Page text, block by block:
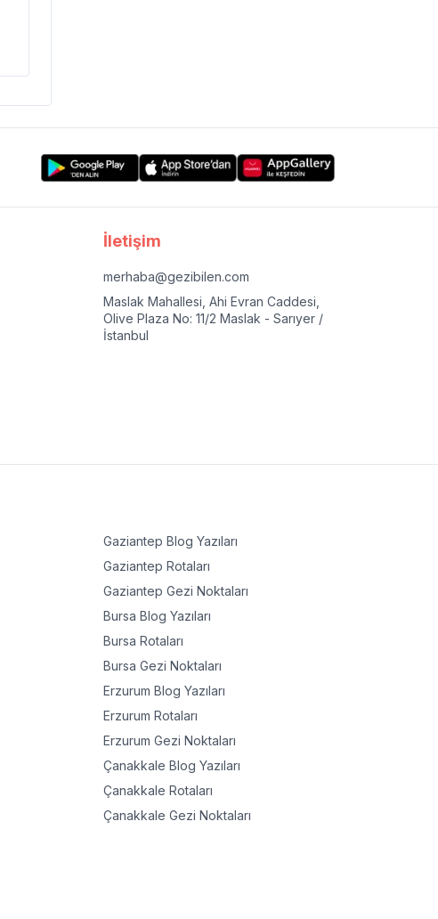
İletişim
merhaba@gezibilen.com
Maslak Mahallesi, Ahi Evran Caddesi,
Olive Plaza No: 11/2 Maslak - Sarıyer /
İstanbul
Gaziantep Blog Yazıları
Gaziantep Rotaları
Gaziantep Gezi Noktaları
Bursa Blog Yazıları
Bursa Rotaları
Bursa Gezi Noktaları
Erzurum Blog Yazıları
Erzurum Rotaları
Erzurum Gezi Noktaları
Çanakkale Blog Yazıları
Çanakkale Rotaları
Çanakkale Gezi Noktaları